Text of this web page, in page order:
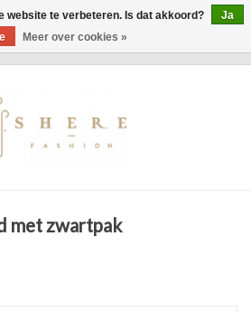
met zwartpak
website te verbeteren. Is dat akkoord?
Ja
Meer over cookies »